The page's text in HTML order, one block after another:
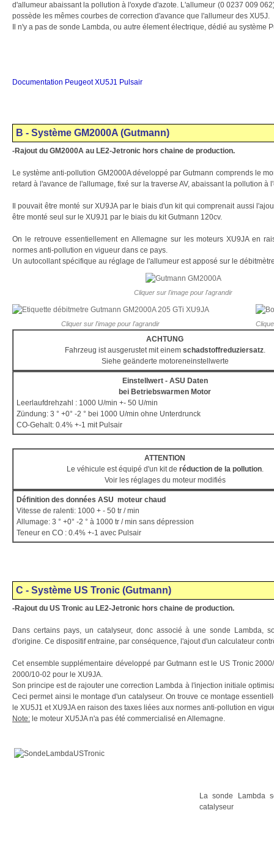
d'allumeur abaissant la pollution à l'oxyde d'azote. L'allumeur (0 0237 009
possède les mêmes courbes de correction d'avance que l'allumeur des XU5J.
Il n'y a pas de sonde Lambda, ou autre élement électrique, dédié au système
Documentation Peugeot XU5J1 Pulsair
B - Système GM2000A (Gutmann)
-Rajout du GM2000A au LE2-Jetronic hors chaine de production.
Le système anti-pollution GM2000A développé par Gutmann comprends le
retard à l'avance de l'allumage, fixé sur la traverse AV, abaissant la pollution à
Il pouvait être monté sur XU9JA par le biais d'un kit qui comprenait aussi
être monté seul sur le XU9J1 par le biais du kit Gutmann 120cv.
On le retrouve essentiellement en Allemagne sur les moteurs XU9JA en
normes anti-pollution en vigueur dans ce pays.
Un autocollant spécifique au réglage de l'allumeur est apposé sur le
Cliquer sur l'image pour l'agrandir
Cliquer sur l'image pour l'agrandir
ACHTUNG
Fahrzeug ist ausgerustet mit einem schadstoffreduziersatz.
Siehe geänderte motoreneinstellwerte
Einstellwert - ASU Daten
bei Betriebswarmen Motor
Leerlaufdrehzahl : 1000 U/min +- 50 U/min
Zündung: 3 ° +0° -2 ° bei 1000 U/min ohne Unterdrunck
CO-Gehalt: 0.4% +-1 mit Pulsair
ATTENTION
Le véhicule est équipé d'un kit de réduction de la pollution.
Voir les réglages du moteur modifiés
Définition des données ASU moteur chaud
Vitesse de ralenti: 1000 + - 50 tr / min
Allumage: 3 ° +0° -2 ° à 1000 tr / min sans dépression
Teneur en CO : 0.4% +-1 avec Pulsair
C - Système US Tronic (Gutmann)
-Rajout du US Tronic au LE2-Jetronic hors chaine de production.
Dans certains pays, un catalyseur, donc associé à une sonde Lambda,
d'origine. Ce dispositif entraine, par conséquence, l'ajout d'un calculateur
Cet ensemble supplémentaire développé par Gutmann est le US Tronic
2000/10-02 pour le XU9JA.
Son principe est de rajouter une correction Lambda à l'injection initiale
Ceci permet ainsi le montage d'un catalyseur. On trouve ce montage
le XU5J1 et XU9JA en raison des taxes liées aux normes anti-pollution en
Note: le moteur XU5JA n'a pas été commercialisé en Allemagne.
La sonde Lambda
catalyseur